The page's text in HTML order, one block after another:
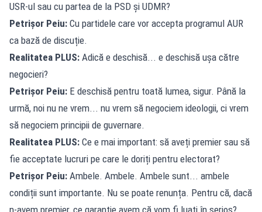
USR-ul sau cu partea de la PSD și UDMR?
Petrișor Peiu: Cu partidele care vor accepta programul AUR
ca bază de discuție.
Realitatea PLUS: Adică e deschisă... e deschisă ușa către
negocieri?
Petrișor Peiu: E deschisă pentru toată lumea, sigur. Până la
urmă, noi nu ne vrem... nu vrem să negociem ideologii, ci vrem
să negociem principii de guvernare.
Realitatea PLUS: Ce e mai important: să aveți premier sau să
fie acceptate lucruri pe care le doriți pentru electorat?
Petrișor Peiu: Ambele. Ambele. Ambele sunt... ambele
condiții sunt importante. Nu se poate renunța. Pentru că, dacă
n-avem premier, ce garanție avem că vom fi luați în serios?